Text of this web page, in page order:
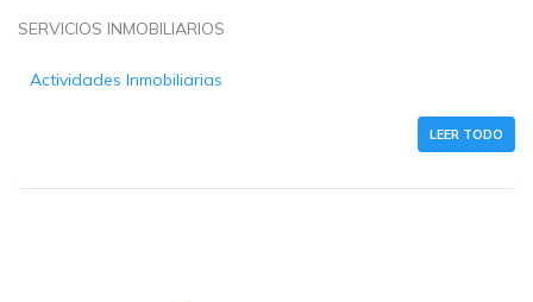
SERVICIOS INMOBILIARIOS
Actividades Inmobiliarias
LEER TODO